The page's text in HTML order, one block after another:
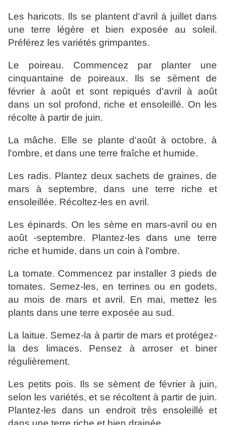
Les haricots. Ils se plantent d'avril à juillet dans
une terre légère et bien exposée au soleil.
Préférez les variétés grimpantes.
Le poireau. Commencez par planter une
cinquantaine de poireaux. Ils se sèment de
février à août et sont repiqués d'avril à août
dans un sol profond, riche et ensoleillé. On les
récolte à partir de juin.
La mâche. Elle se plante d'août à octobre, à
l'ombre, et dans une terre fraîche et humide.
Les radis. Plantez deux sachets de graines, de
mars à septembre, dans une terre riche et
ensoleillée. Récoltez-les en avril.
Les épinards. On les sème en mars-avril ou en
août -septembre. Plantez-les dans une terre
riche et humide, dans un coin à l'ombre.
La tomate. Commencez par installer 3 pieds de
tomates. Semez-les, en terrines ou en godets,
au mois de mars et avril. En mai, mettez les
plants dans une terre exposée au sud.
La laitue. Semez-la à partir de mars et protégez-
la des limaces. Pensez à arroser et biner
régulièrement.
Les petits pois. Ils se sèment de février à juin,
selon les variétés, et se récoltent à partir de juin.
Plantez-les dans un endroit très ensoleillé et